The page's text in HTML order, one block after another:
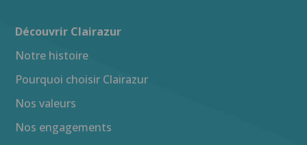
Découvrir Clairazur
Notre histoire
Pourquoi choisir Clairazur
Nos valeurs
Nos engagements